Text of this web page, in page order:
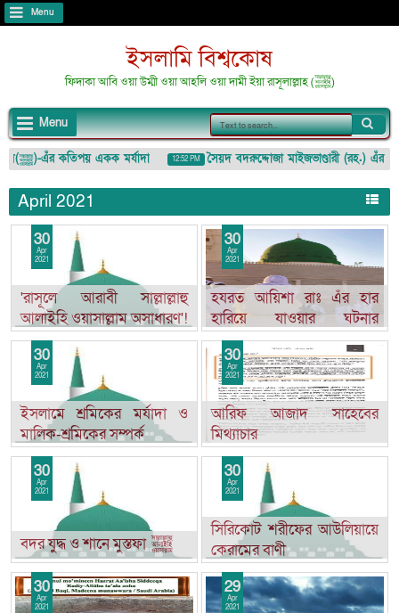
Menu
ইসলামি বিশ্বকোষ
ফিদাকা আবি ওয়া উম্মী ওয়া আহলি ওয়া দামী ইয়া রাসূলাল্লাহ (ﷺ)
Menu
নবী করীম(ﷺ)-এঁর কতিপয় একক মর্যাদা 12:52 PM
সৈয়দ বদরুদ্দোজা মাইজভাণ্ডারী (রহ.) এঁর
April 2021
'রাসূলে আরাবী সাল্লাল্লাহু
আলাইহি ওয়াসাল্লাম অসাধারণ'!
30
Apr
2021
হযরত আয়িশা রাঃ এঁর হার
হারিয়ে যাওয়ার ঘটনার
অপব্যাখ্যার জবাব
30
Apr
2021
ইসলামে শ্রমিকের মর্যাদা ও
মালিক-শ্রমিকের সম্পর্ক
30
Apr
2021
আরিফ আজাদ সাহেবের
মিথ্যাচার
30
Apr
2021
বদর যুদ্ধ ও শানে মুস্তফা ﷺ
30
Apr
2021
সিরিকোট শরীফের আউলিয়ায়ে
কেরামের বাণী
30
Apr
2021
30
Apr
2021
29
Apr
2021